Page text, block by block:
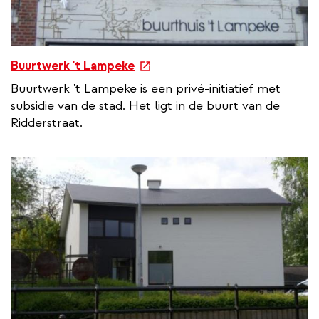
Buurtwerk 't Lampeke
e
x
e
a
l
l
i
n
k
Buurtwerk 't Lampeke is een privé-initiatief met
subsidie van de stad. Het ligt in de buurt van de
Ridderstraat.